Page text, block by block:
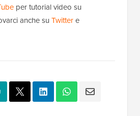
per tutorial video su
anche su Twittere